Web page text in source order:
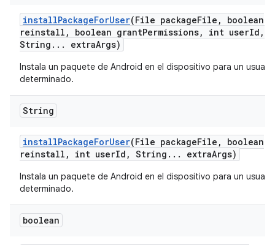
installPackageForUser(File packageFile ,
boolean
reinstall , boolean grantPermissions, int userId ,
String . . . extraArgs)
Instala un paquete de Android en el dispositivo para un usuario
determinado.
String
installPackageForUser(File packageFile ,
boolean
reinstall , int userId , String . . . extraArgs)
Instala un paquete de Android en el dispositivo para un usuario
determinado.
boolean